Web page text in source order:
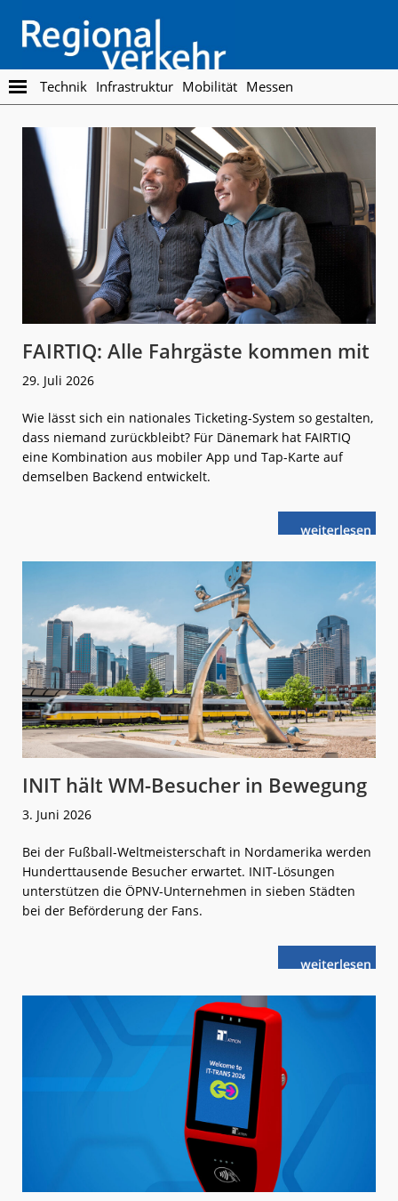
main
content
footer
Regionalverkehr
Die
Fachzeitschrift
den
Öffentlichen
Personennahverkehr
Technik Infrastruktur Mobilität Messen
FAIRTIQ: Alle Fahrgäste kommen mit
29. Juli 2026
Wie lässt sich ein nationales Ticketing-System so gestalten,
dass niemand zurückbleibt? Für Dänemark hat FAIRTIQ
eine Kombination aus mobiler App und Tap-Karte auf
demselben Backend entwickelt.
weiterlese
nFAIRTIQ:
kommen
mit
INIT hält WM-Besucher in Bewegung
3. Juni 2026
Bei der Fußball-Weltmeisterschaft in Nordamerika werden
Hunderttausende Besucher erwartet. INIT-Lösungen
unterstützen die ÖPNV-Unternehmen in sieben Städten
bei der Beförderung der Fans.
weiterlese
nINIT
Besucher
in